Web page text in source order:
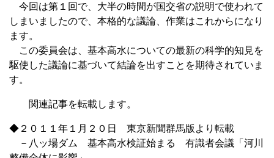
今回は第１回で、大半の時間が国交省の説明で使われて
しまいましたので、本格的な議論、作業はこれからになり
ます。
この委員会は、基本高水についての最新の科学的知見を
駆使した議論に基づいて結論を出すことを期待されていま
す。
関連記事を転載します。
◆２０１１年１月２０日 東京新聞群馬版より転載
－八ッ場ダム 基本高水検証始まる 有識者会議「河川